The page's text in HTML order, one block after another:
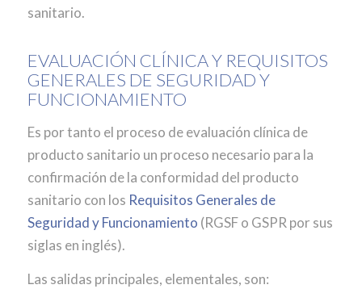
sanitario.
EVALUACIÓN CLÍNICA Y REQUISITOS
GENERALES DE SEGURIDAD Y
FUNCIONAMIENTO
Es por tanto el proceso de evaluación clínica de
producto sanitario un proceso necesario para la
confirmación de la conformidad del producto
sanitario con los Requisitos Generales de
Seguridad y Funcionamiento (RGSF o GSPR por sus
siglas en inglés).
Las salidas principales, elementales, son: